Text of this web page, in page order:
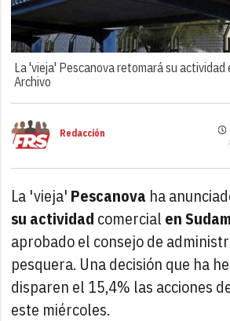
La 'vieja' Pescanova retomará su actividad
Archivo
Redacción
La 'vieja' Pescanova ha
su actividad comercial en
aprobado el consejo de
pesquera. Una decisión que ha
disparen el 15,4% las acciones
este miércoles.